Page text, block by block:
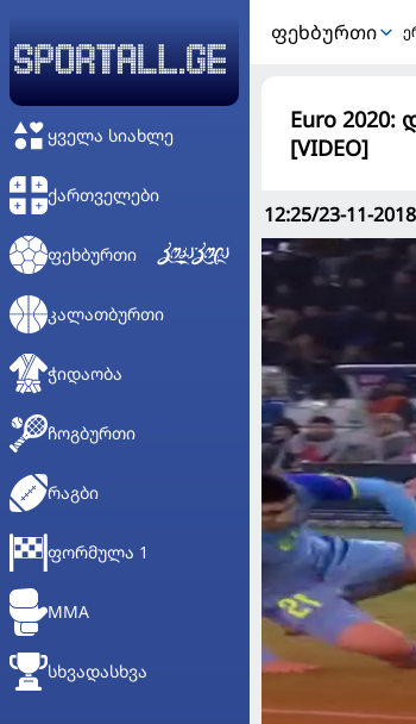
ᲧᲕᲔᲚᲐ ᲡᲘᲐᲮᲚᲔ
ᲥᲐᲠᲗᲕᲔᲚᲔᲑᲘ
ᲤᲔᲮᲑᲣᲠᲗᲘ
ᲙᲐᲚᲐᲗᲑᲣᲠᲗᲘ
ᲭᲘᲓᲐᲝᲑᲐ
ᲩᲝᲒᲑᲣᲠᲗᲘ
ᲠᲐᲒᲑᲘ
ᲤᲝᲠᲛᲣᲚᲐ 1
MMA
ᲡᲮᲕᲐᲓᲐᲡᲮᲕᲐ
ᲤᲔᲮᲑᲣᲠᲗᲘ
Euro
[VIDEO]
12:25/23-11-2018